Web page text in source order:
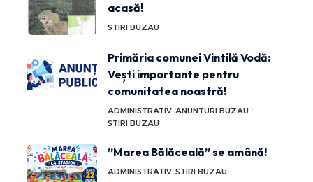
acasă!
STIRI BUZAU
Primăria comunei Vintilă Vodă:
Vești importante pentru
comunitatea noastră!
ADMINISTRATIV ANUNTURI BUZAU
STIRI BUZAU
”Marea Bălăceală” se amână!
ADMINISTRATIV STIRI BUZAU